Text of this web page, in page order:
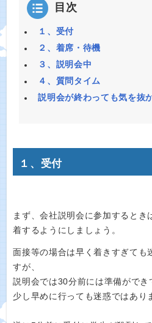
目次
１、受付
２、着席・待機
３、説明会中
４、質問タイム
説明会が終わっても気を抜
１、受付
まず、会社説明会に参加するとき
着するようにしましょう。
面接等の場合は早く着きすぎても
すが、
説明会では30分前には準備ができ
少し早めに行っても迷惑ではあり